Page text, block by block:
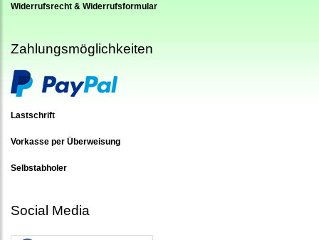
Widerrufsrecht & Widerrufsformular
Zahlungsmöglichkeiten
Lastschrift
Vorkasse per Überweisung
Selbstabholer
Social Media